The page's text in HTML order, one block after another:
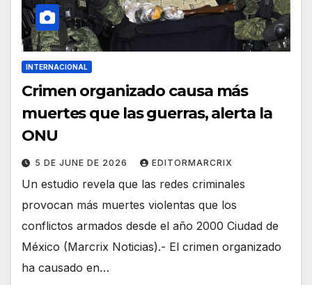
INTERNACIONAL
Crimen organizado causa más
muertes que las guerras, alerta la
ONU
5 DE JUNE DE 2026 EDITORMARCRIX
Un estudio revela que las redes criminales
provocan más muertes violentas que los
conflictos armados desde el año 2000 Ciudad de
México (Marcrix Noticias).- El crimen organizado
ha causado en…